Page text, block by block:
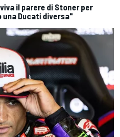
il parere di Stoner per
una Ducati diversa"